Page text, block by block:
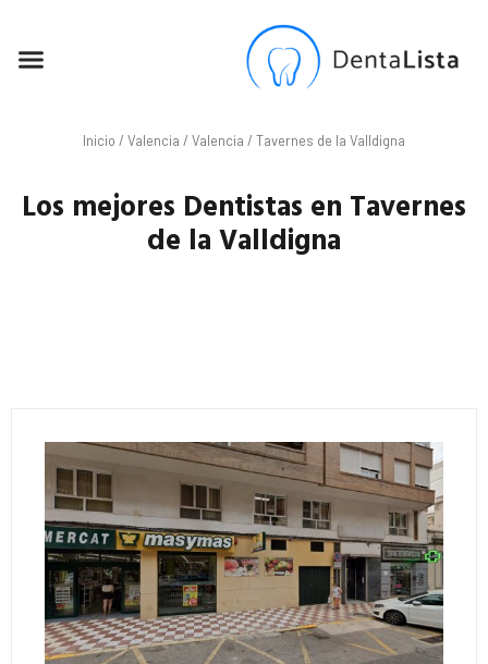
Inicio / Valencia / Valencia / Tavernes de la Valldigna
Los mejores Dentistas en Tavernes
de la Valldigna